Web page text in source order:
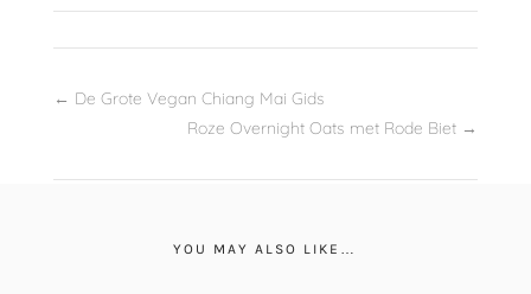
← De Grote Vegan Chiang Mai Gids
Roze Overnight Oats met Rode Biet →
YOU MAY ALSO LIKE…